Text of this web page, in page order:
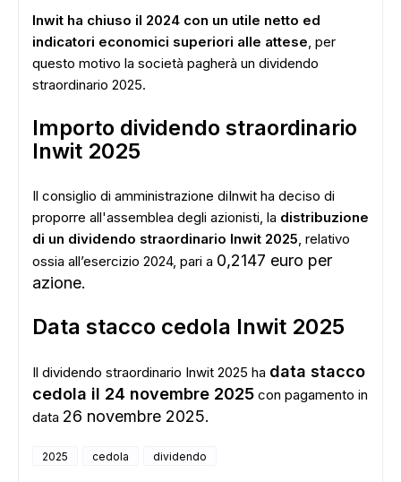
Inwit ha chiuso il 2024 con un utile netto ed
indicatori economici superiori alle attese, per
questo motivo la società pagherà un dividendo
straordinario 2025.
Importo dividendo straordinario
Inwit 2025
Il consiglio di amministrazione diInwit ha deciso di
proporre all'assemblea degli azionisti, la distribuzione
di un dividendo straordinario Inwit 2025, relativo
ossia all’esercizio 2024, pari a 0,2147 euro per
azione.
Data stacco cedola Inwit 2025
Il dividendo straordinario Inwit 2025 ha data stacco
cedola il 24 novembre 2025 con pagamento in
data 26 novembre 2025.
2025 cedola dividendo